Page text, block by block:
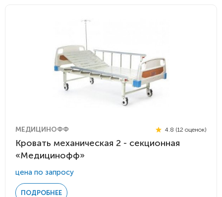
МЕДИЦИНОФФ 4.8 (12 оценок)
Кровать механическая 2 - секционная
«Медицинофф»
цена по запросу
ПОДРОБНЕЕ